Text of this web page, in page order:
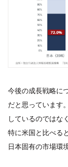
今後の成長戦略に
だと思っています
しているのではな
特に米国と比べる
日本固有の市場環